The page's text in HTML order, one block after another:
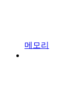
메모리